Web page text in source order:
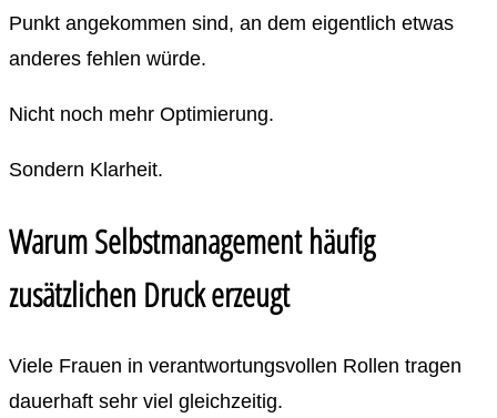
Punkt angekommen sind, an dem eigentlich etwas
anderes fehlen würde.
Nicht noch mehr Optimierung.
Sondern Klarheit.
Warum Selbstmanagement häufig
zusätzlichen Druck erzeugt
Viele Frauen in verantwortungsvollen Rollen tragen
dauerhaft sehr viel gleichzeitig.